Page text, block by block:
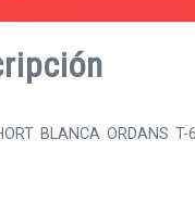
BLANCA ORDANS T-6